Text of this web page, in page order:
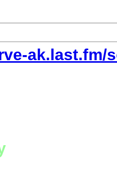
ak.last.fm/